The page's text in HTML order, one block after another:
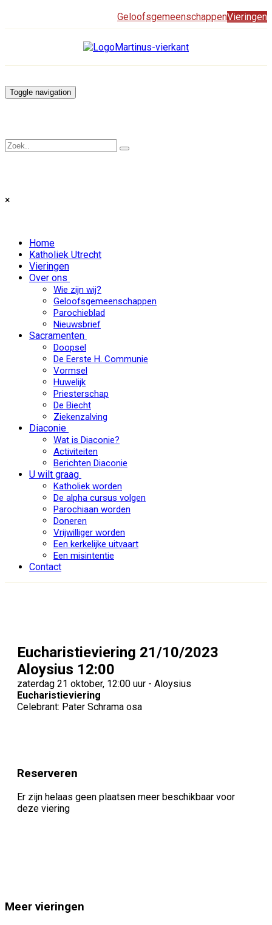
GeloofsgemeenschappenVieringen
Toggle navigation
×
Home
Katholiek Utrecht
Vieringen
Over ons
Wie zijn wij?
Geloofsgemeenschappen
Parochieblad
Nieuwsbrief
Sacramenten
Doopsel
De Eerste H. Communie
Vormsel
Huwelijk
Priesterschap
De Biecht
Ziekenzalving
Diaconie
Wat is Diaconie?
Activiteiten
Berichten Diaconie
U wilt graag
Katholiek worden
De alpha cursus volgen
Parochiaan worden
Doneren
Vrijwilliger worden
Een kerkelijke uitvaart
Een misintentie
Contact
Eucharistieviering 21/10/2023
Aloysius 12:00
zaterdag 21 oktober, 12:00 uur - Aloysius
Eucharistieviering
Celebrant: Pater Schrama osa
Reserveren
Er zijn helaas geen plaatsen meer beschikbaar voor
deze viering
Meer vieringen